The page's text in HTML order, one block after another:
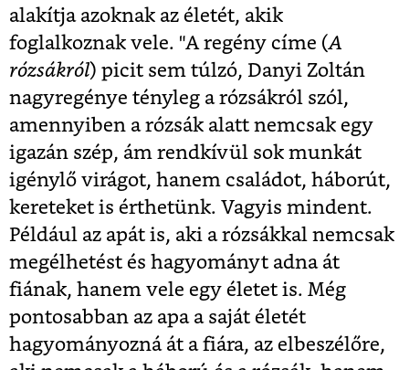
alakítja azoknak az életét, akik
foglalkoznak vele. "A regény címe (A
rózsákról) picit sem túlzó, Danyi Zoltán
nagyregénye tényleg a rózsákról szól,
amennyiben a rózsák alatt nemcsak egy
igazán szép, ám rendkívül sok munkát
igénylő virágot, hanem családot, háborút,
kereteket is érthetünk. Vagyis mindent.
Például az apát is, aki a rózsákkal nemcsak
megélhetést és hagyományt adna át
fiának, hanem vele egy életet is. Még
pontosabban az apa a saját életét
hagyományozná át a fiára, az elbeszélőre,